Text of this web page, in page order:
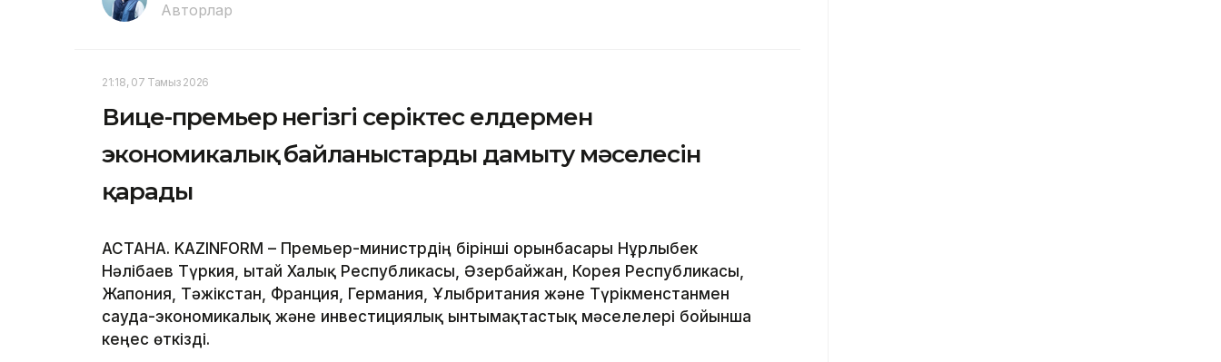
Авторлар
21:18, 07 Тамыз 2026
Вице-премьер негізгі серіктес елдермен
экономикалық байланыстарды дамыту мәселесін
қарады
АСТАНА. KAZINFORM – Премьер-министрдің бірінші орынбасары Нұрлыбек
Нәлібаев Түркия, Қытай Халық Республикасы, Әзербайжан, Корея Республикасы,
Жапония, Тәжікстан, Франция, Германия, Ұлыбритания және Түрікменстанмен
сауда-экономикалық және инвестициялық ынтымақтастық мәселелері бойынша
кеңес өткізді.